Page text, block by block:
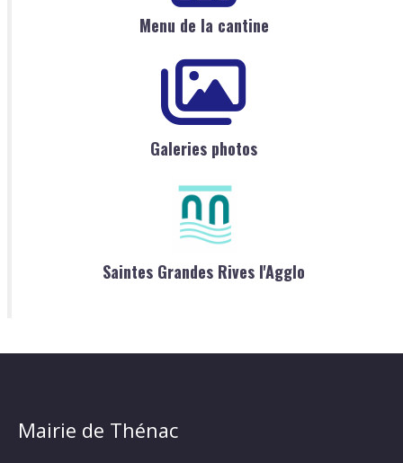
Menu de la cantine
Galeries photos
Saintes Grandes Rives l'Agglo
Mairie de Thénac